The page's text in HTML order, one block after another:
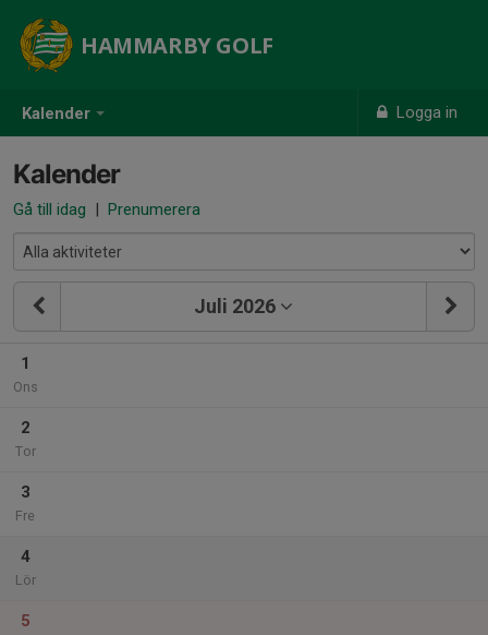
Kalender Logga in
HAMMARBY GOLF
Kalender
Gå till idag | Prenumerera
Juli 2026
1
Ons
2
Tor
3
Fre
4
Lör
5